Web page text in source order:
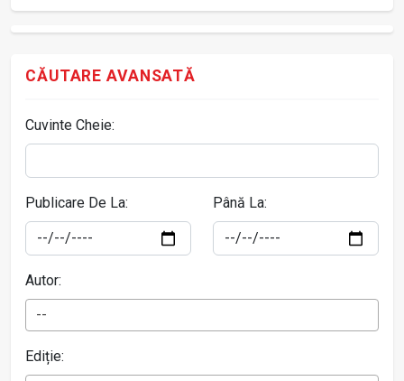
CĂUTARE AVANSATĂ
Cuvinte Cheie:
Publicare De La: Până La:
Autor:
--
Ediție: